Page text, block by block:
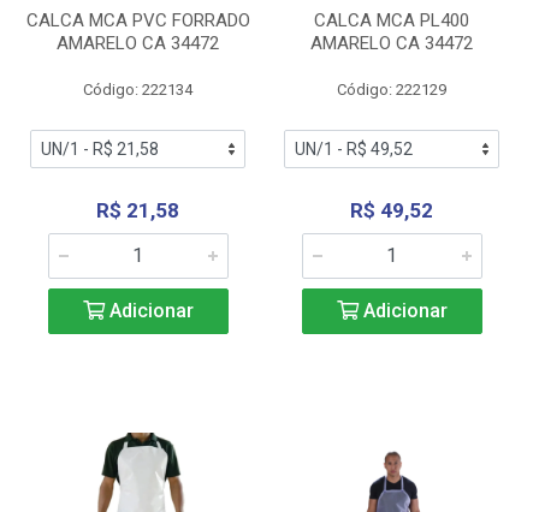
CALCA MCA PVC FORRADO
AMARELO CA 34472
Código: 222134
R$ 21,58
Adicionar
CALCA MCA PL400
AMARELO CA 34472
Código: 222129
R$ 49,52
Adicionar